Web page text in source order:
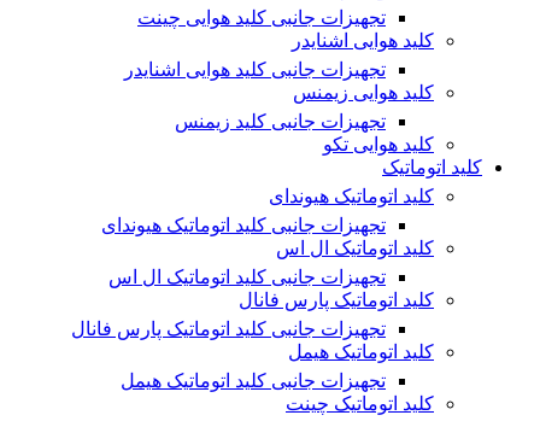
تجهیزات جانبی کلید هوایی چینت
کلید هوایی اشنایدر
تجهیزات جانبی کلید هوایی اشنایدر
کلید هوایی زیمنس
تجهیزات جانبی کلید زیمنس
کلید هوایی تکو
کلید اتوماتیک
کلید اتوماتیک هیوندای
تجهیزات جانبی کلید اتوماتیک هیوندای
کلید اتوماتیک ال اس
تجهیزات جانبی کلید اتوماتیک ال اس
کلید اتوماتیک پارس فانال
تجهیزات جانبی کلید اتوماتیک پارس فانال
کلید اتوماتیک هیمل
تجهیزات جانبی کلید اتوماتیک هیمل
کلید اتوماتیک چینت